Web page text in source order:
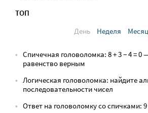
ТОП
День
Неделя Месяц
Спичечная головоломка: 8 + 3 − 4 = 0
равенство верным
Логическая головоломка: найдите
последовательности чисел
Ответ на головоломку со спичками: 9